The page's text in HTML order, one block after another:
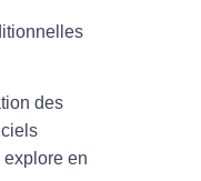
des
en